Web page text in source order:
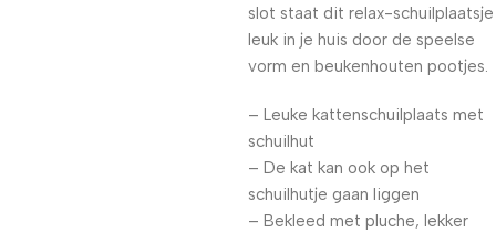
slot staat dit relax-schuilplaatsje
leuk in je huis door de speelse
vorm en beukenhouten pootjes.
– Leuke kattenschuilplaats met
schuilhut
– De kat kan ook op het
schuilhutje gaan liggen
– Bekleed met pluche, lekker